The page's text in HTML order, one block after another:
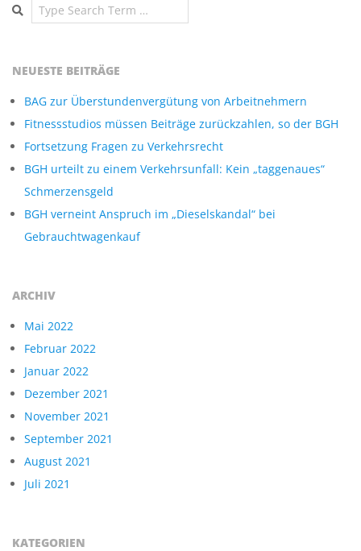
C
K
-
T
E
S
A
L
E
O
N
Search
NEUESTE BEITRÄGE
BAG zur Überstundenvergütung von Arbeitnehmern
Fitnessstudios müssen Beiträge zurückzahlen, so der BGH
Fortsetzung Fragen zu Verkehrsrecht
BGH urteilt zu einem Verkehrsunfall: Kein „taggenaues“
Schmerzensgeld
BGH verneint Anspruch im „Dieselskandal“ bei
Gebrauchtwagenkauf
ARCHIV
Mai 2022
Februar 2022
Januar 2022
Dezember 2021
November 2021
September 2021
August 2021
Juli 2021
KATEGORIEN